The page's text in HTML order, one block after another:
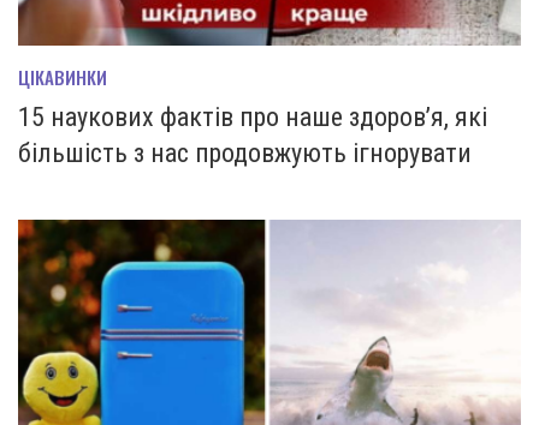
ЦІКАВИНКИ
15 наукових фактів про наше здоров’я, які
більшість з нас продовжують ігнорувати